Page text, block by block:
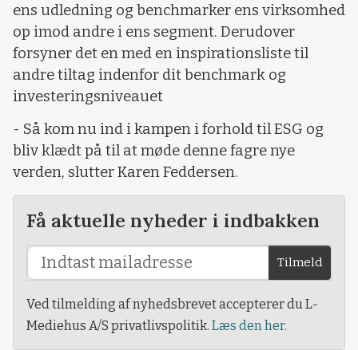
ens udledning og benchmarker ens virksomhed
op imod andre i ens segment. Derudover
forsyner det en med en inspirationsliste til
andre tiltag indenfor dit benchmark og
investeringsniveauet
- Så kom nu ind i kampen i forhold til ESG og
bliv klædt på til at møde denne fagre nye
verden, slutter Karen Feddersen.
Få aktuelle nyheder i indbakken
Tilmeld
Ved tilmelding af nyhedsbrevet accepterer du L-
Mediehus A/S privatlivspolitik. Læs den her.